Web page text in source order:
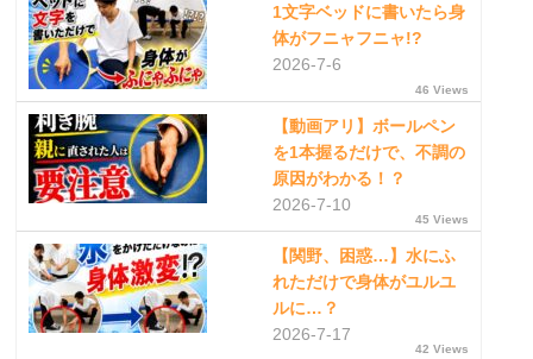
1文字ベッドに書いたら身
体がフニャフニャ!?
2026-7-6
46 Views
【動画アリ】ボールペン
を1本握るだけで、不調の
原因がわかる！？
2026-7-10
45 Views
【関野、困惑…】水にふ
れただけで身体がユルユ
ルに…？
2026-7-17
42 Views